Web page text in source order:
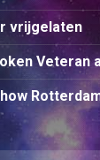
vrijgelaten
Veteran